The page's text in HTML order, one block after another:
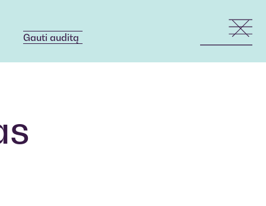
Gauti auditą